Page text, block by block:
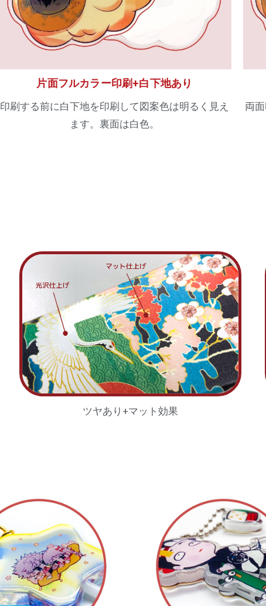
片面フルカラー印刷+白下地あり
印刷する前に白下地を印刷して図案色は明るく見え
ます。裏面は白色。
両
ツヤあり+マット効果